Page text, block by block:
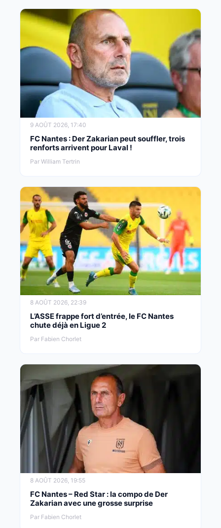
9 AOÛT 2026, 17:40
FC Nantes : Der Zakarian peut souffler, trois
renforts arrivent pour Laval !
Par William Tertrin
8 AOÛT 2026, 22:39
L’ASSE frappe fort d’entrée, le FC Nantes
chute déjà en Ligue 2
Par Fabien Chorlet
8 AOÛT 2026, 19:55
FC Nantes – Red Star : la compo de Der
Zakarian avec une grosse surprise
Par Fabien Chorlet